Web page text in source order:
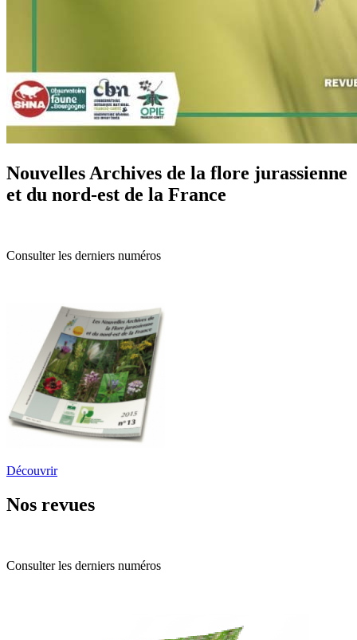
Nouvelles Archives de la flore jurassienne
et du nord-est de la France
Consulter les derniers numéros
Découvrir
Nos revues
Consulter les derniers numéros